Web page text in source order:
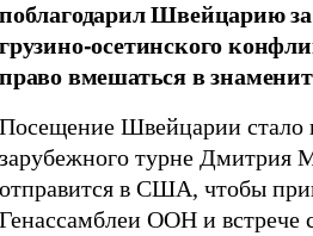
поблагодарил Швейцарию
грузино-осетинского
право вмешаться в
Посещение Швейцарии стало
зарубежного турне Дмитрия
отправится в США, чтобы
Генассамблеи ООН и встрече